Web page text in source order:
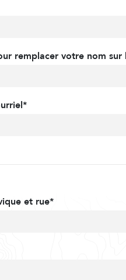
remplacer votre nom sur
et rue*